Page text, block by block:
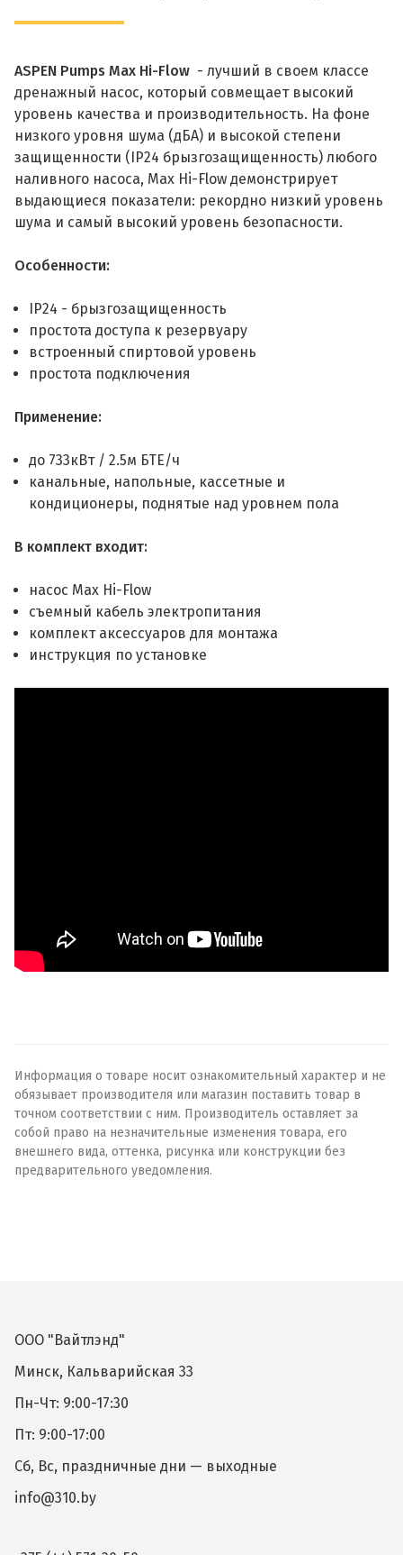
ASPEN Pumps Max Hi-Flow - лучший в своем классе
дренажный насос, который совмещает высокий
уровень качества и производительность. На фоне
низкого уровня шума (дБA) и высокой степени
защищенности (IP24 брызгозащищенность) любого
наливного насоса, Max Hi-Flow демонстрирует
выдающиеся показатели: рекордно низкий уровень
шума и самый высокий уровень безопасности.
Особенности:
IP24 - брызгозащищенность
простота доступа к резервуару
встроенный спиртовой уровень
простота подключения
Применение:
до 733кВт / 2.5м БТЕ/ч
канальные, напольные, кассетные и
кондиционеры, поднятые над уровнем пола
В комплект входит:
насос Max Hi-Flow
съемный кабель электропитания
комплект аксессуаров для монтажа
инструкция по установке
Информация о товаре носит ознакомительный характер и не
обязывает производителя или магазин поставить товар в
точном соответствии с ним. Производитель оставляет за
собой право на незначительные изменения товара, его
внешнего вида, оттенка, рисунка или конструкции без
предварительного уведомления.
ООО "Вайтлэнд"
Минск, Кальварийская 33
Пн-Чт: 9:00-17:30
Пт: 9:00-17:00
Сб, Вс, праздничные дни — выходные
info@310.by